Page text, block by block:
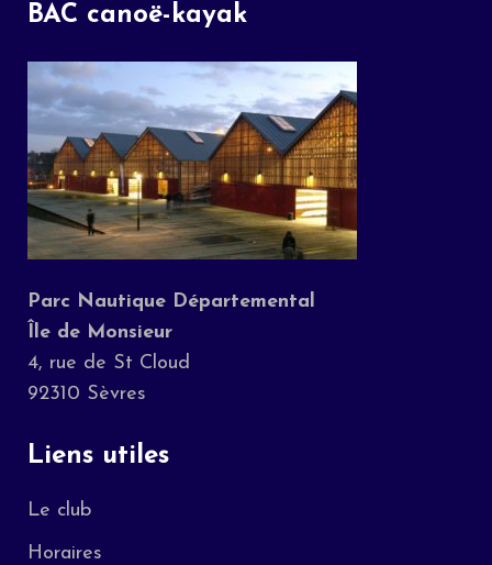
BAC canoë-kayak
Parc Nautique Départemental
Île de Monsieur
4, rue de St Cloud
92310 Sèvres
Liens utiles
Le club
Horaires